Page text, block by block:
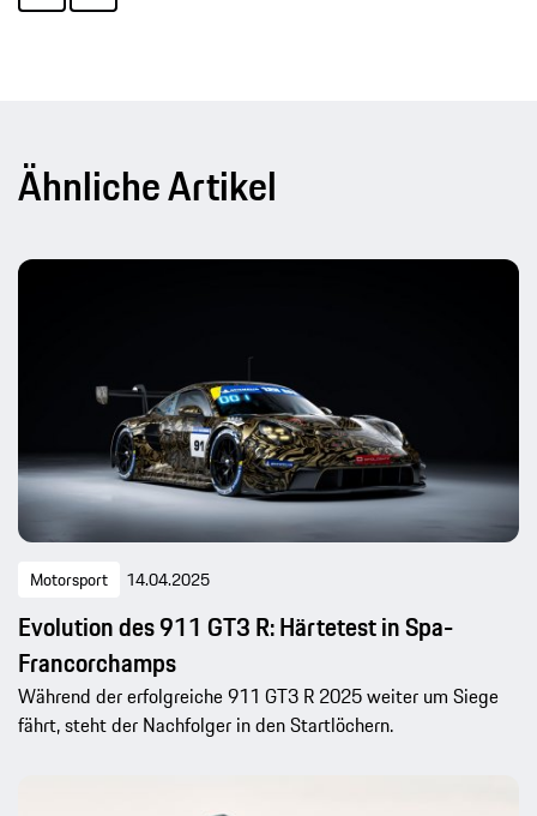
Ähnliche Artikel
Motorsport 14.04.2025
Evolution des 911 GT3 R: Härtetest in Spa-
Francorchamps
Während der erfolgreiche 911 GT3 R 2025 weiter um Siege
fährt, steht der Nachfolger in den Startlöchern.